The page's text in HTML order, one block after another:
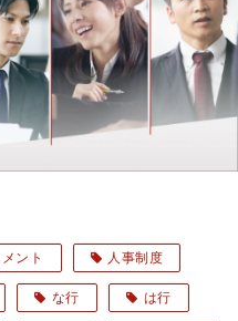
ント 人事制度
な行 は行